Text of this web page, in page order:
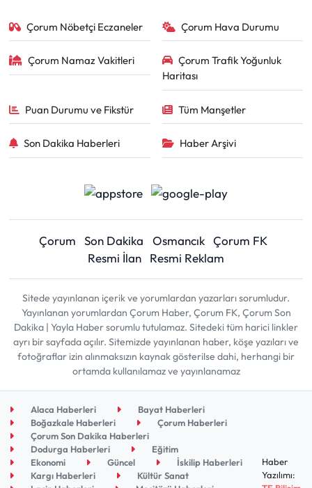
Çorum Nöbetçi Eczaneler Çorum Hava Durumu
Çorum Namaz Vakitleri
Çorum Trafik Yoğunluk
Haritası
Puan Durumu ve Fikstür Tüm Manşetler
Son Dakika Haberleri Haber Arşivi
Çorum Son Dakika Osmancık Çorum FK
Resmi İlan
Resmi Reklam
Sitede yayınlanan içerik ve yorumlardan yazarları sorumludur.
Yayınlanan yorumlardan Çorum Haber, Çorum FK, Çorum Son
Dakika | Yayla Haber sorumlu tutulamaz. Sitedeki tüm harici linkler
ayrı bir sayfada açılır. Sitemizde yayınlanan haber, köşe yazıları ve
fotoğraflar izin alınmaksızın kaynak gösterilse dahi, herhangi bir
ortamda kullanılamaz ve yayınlanamaz
Alaca Haberleri
Bayat Haberleri
Boğazkale Haberleri
Çorum Haberleri
Çorum Son Dakika Haberleri
Dodurga Haberleri
Eğitim
Ekonomi
Güncel
İskilip Haberleri
Kargı Haberleri
Kültür Sanat
Haber
Yazılımı: